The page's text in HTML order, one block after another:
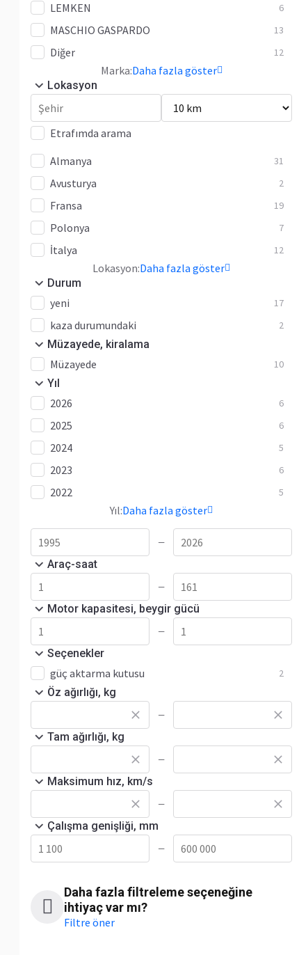
LEMKEN 6
MASCHIO GASPARDO 13
Diğer 12
Marka:Daha fazla göster
Lokasyon
Etrafımda arama
Almanya
31
Avusturya 2
Fransa 19
Polonya 7
İtalya 12
Lokasyon:Daha fazla göster
Durum
yeni 17
kaza durumundaki 2
Müzayede, kiralama
Müzayede 10
Yıl
2026 6
2025 6
2024 5
2023 6
2022 5
Yıl:Daha fazla göster
—
Araç-saat
—
Motor kapasitesi, beygir gücü
—
Seçenekler
güç aktarma kutusu 2
Öz ağırlığı, kg
—
Tam ağırlığı, kg
—
Maksimum hız, km/s
—
Çalışma genişliği, mm
—
Daha fazla filtreleme seçeneğine
ihtiyaç var mı?
Filtre öner